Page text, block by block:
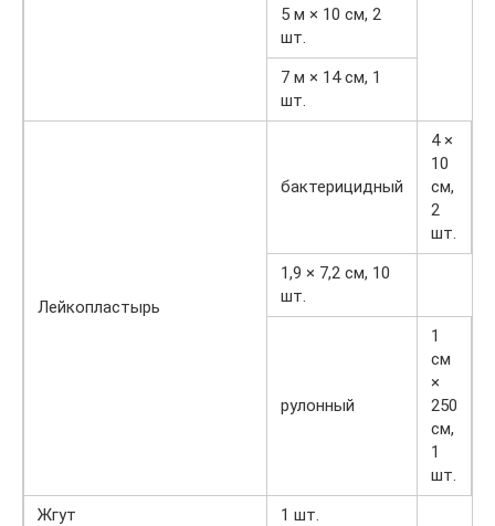
5 м × 10 см, 2
шт.
7 м × 14 см, 1
шт.
Лейкопластырь
бактерицидный
4 ×
10
см,
2
шт.
1,9 × 7,2 см, 10
шт.
рулонный
1
см
×
250
см,
1
шт.
Жгут
1 шт.